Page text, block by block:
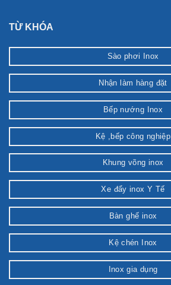
TỪ KHÓA
Sào phơi Inox
Nhận làm hàng đặt
Bếp nướng Inox
Kệ ,bếp công nghiệp
Khung võng inox
Xe đẩy inox Y Tế
Bàn ghế inox
Kệ chén Inox
Inox gia dụng